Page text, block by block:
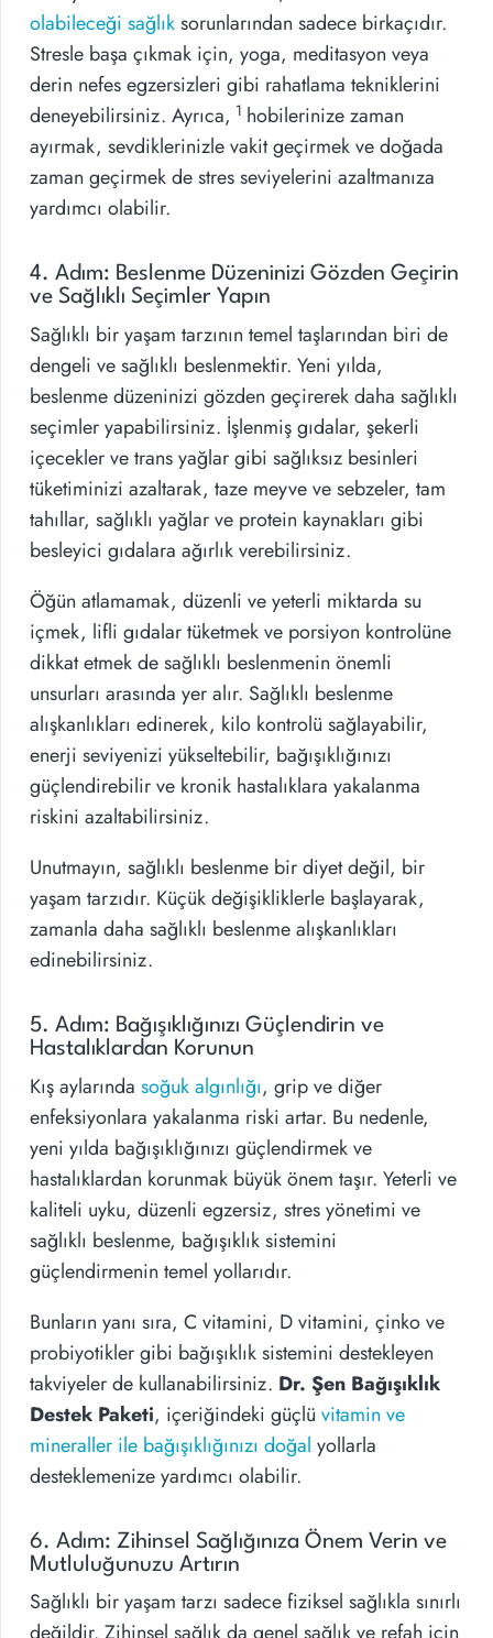
olabileceği sağlıksorunlarından sadece birkaçıdır.
Stresle başa çıkmak için, yoga, meditasyon veya
derin nefes egzersizleri gibi rahatlama tekniklerini
deneyebilirsiniz. Ayrıca, 1 hobilerinize zaman
ayırmak, sevdiklerinizle vakit geçirmek ve doğada
zaman geçirmek de stres seviyelerini azaltmanıza
yardımcı olabilir.
4. Adım: Beslenme Düzeninizi Gözden Geçirin
ve Sağlıklı Seçimler Yapın
Sağlıklı bir yaşam tarzının temel taşlarından biri de
dengeli ve sağlıklı beslenmektir. Yeni yılda,
beslenme düzeninizi gözden geçirerek daha sağlıklı
seçimler yapabilirsiniz. İşlenmiş gıdalar, şekerli
içecekler ve trans yağlar gibi sağlıksız besinleri
tüketiminizi azaltarak, taze meyve ve sebzeler, tam
tahıllar, sağlıklı yağlar ve protein kaynakları gibi
besleyici gıdalara ağırlık verebilirsiniz.
Öğün atlamamak, düzenli ve yeterli miktarda su
içmek, lifli gıdalar tüketmek ve porsiyon kontrolüne
dikkat etmek de sağlıklı beslenmenin önemli
unsurları arasında yer alır. Sağlıklı beslenme
alışkanlıkları edinerek, kilo kontrolü sağlayabilir,
enerji seviyenizi yükseltebilir, bağışıklığınızı
güçlendirebilir ve kronik hastalıklara yakalanma
riskini azaltabilirsiniz.
Unutmayın, sağlıklı beslenme bir diyet değil, bir
yaşam tarzıdır. Küçük değişikliklerle başlayarak,
zamanla daha sağlıklı beslenme alışkanlıkları
edinebilirsiniz.
5. Adım: Bağışıklığınızı Güçlendirin ve
Hastalıklardan Korunun
Kış aylarında soğuk algınlığı, grip ve diğer
enfeksiyonlara yakalanma riski artar. Bu nedenle,
yeni yılda bağışıklığınızı güçlendirmek ve
hastalıklardan korunmak büyük önem taşır. Yeterli ve
kaliteli uyku, düzenli egzersiz, stres yönetimi ve
sağlıklı beslenme, bağışıklık sistemini
güçlendirmenin temel yollarıdır.
Bunların yanı sıra, C vitamini, D vitamini, çinko ve
probiyotikler gibi bağışıklık sistemini destekleyen
takviyeler de kullanabilirsiniz. Dr. Şen Bağışıklık
Destek Paketi, içeriğindeki güçlü vitamin ve
mineraller ile bağışıklığınızı doğal yollarla
desteklemenize yardımcı olabilir.
6. Adım: Zihinsel Sağlığınıza Önem Verin ve
Mutluluğunuzu Artırın
Sağlıklı bir yaşam tarzı sadece fiziksel sağlıkla sınırlı